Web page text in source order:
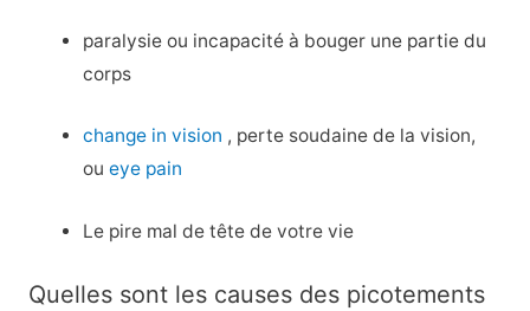
paralysie ou incapacité à bouger une partie du
corps
change in vision , perte soudaine de la vision,
oueye pain
Le pire mal de tête de votre vie
Quelles sont les causes des picotements